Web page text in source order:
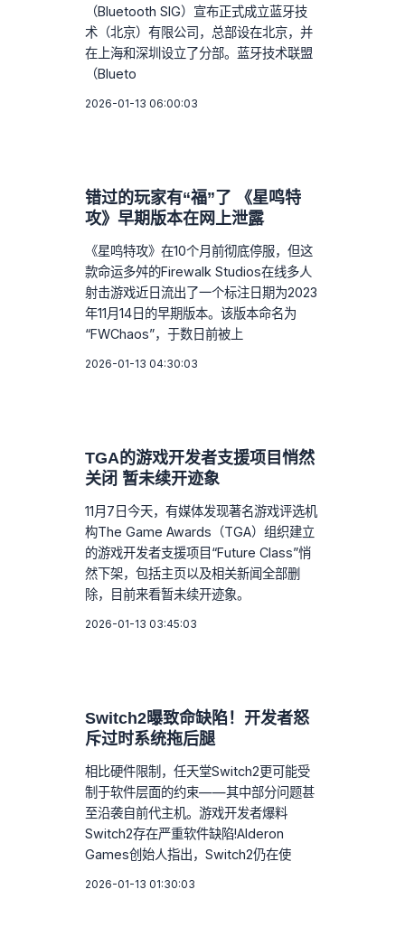
（Bluetooth SIG）宣布正式成立蓝牙技
术（北京）有限公司，总部设在北京，并
在上海和深圳设立了分部。蓝牙技术联盟
（Blueto
2026-01-13 06:00:03
错过的玩家有“福”了 《星鸣特
攻》早期版本在网上泄露
《星鸣特攻》在10个月前彻底停服，但这
款命运多舛的Firewalk Studios在线多人
射击游戏近日流出了一个标注日期为2023
年11月14日的早期版本。该版本命名为
“FWChaos”，于数日前被上
2026-01-13 04:30:03
TGA的游戏开发者支援项目悄然
关闭 暂未续开迹象
11月7日今天，有媒体发现著名游戏评选机
构The Game Awards（TGA）组织建立
的游戏开发者支援项目“Future Class”悄
然下架，包括主页以及相关新闻全部删
除，目前来看暂未续开迹象。
2026-01-13 03:45:03
Switch2曝致命缺陷！开发者怒
斥过时系统拖后腿
相比硬件限制，任天堂Switch2更可能受
制于软件层面的约束——其中部分问题甚
至沿袭自前代主机。游戏开发者爆料
Switch2存在严重软件缺陷!Alderon
Games创始人指出，Switch2仍在使
2026-01-13 01:30:03